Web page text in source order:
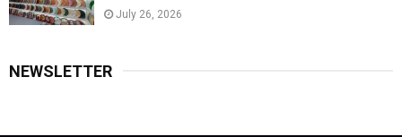
July 26, 2026
NEWSLETTER